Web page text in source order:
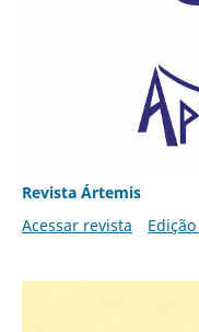
Revista Ártemis
Acessar revista